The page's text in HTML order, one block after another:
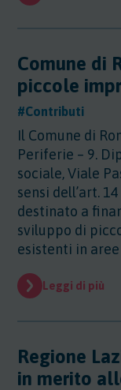
Comune di
piccole
#Contributi
Il Comune di
Periferie – 9.
sociale, Viale
sensi dell’art.
destinato a
sviluppo di
esistenti in
Leggi di più
Regione
in merito